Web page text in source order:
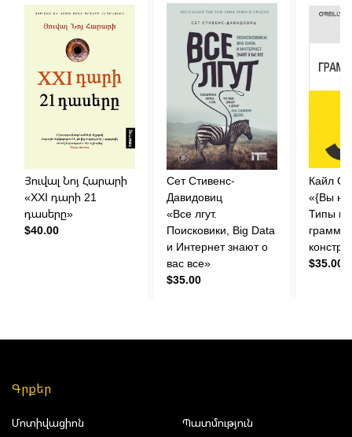
Յուվալ Նոյ Հարարի
«XXI դարի 21
դասերը»
$40.00
Cет Cтивенс-
Давидовиц
«Все лгут.
Поисковики, Big Data
и Интернет знают о
вас все»
$35.00
Кайл
«{Вы не
Типы и
$35.00
Գրքեր
Մոտիվացիոն
Պատմություն